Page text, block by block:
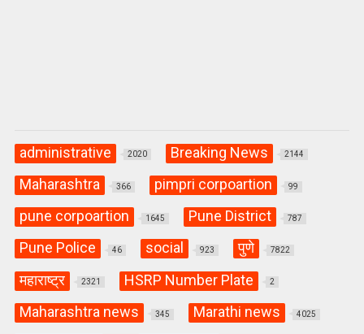
administrative 2020 Breaking News 2144
Maharashtra 366 pimpri corpoartion 99
pune corpoartion 1645 Pune District 787
Pune Police 46 social 923 पुणे 7822
महाराष्ट्र 2321 HSRP Number Plate 2
Maharashtra news 345 Marathi news 4025